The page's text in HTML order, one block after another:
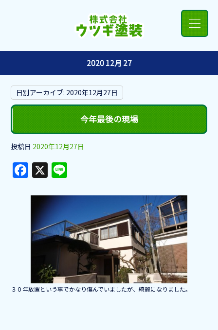
2020 12月 27
日別アーカイブ: 2020年12月27日
今年最後の現場
投稿日 2020年12月27日
F
a
c
e
b
o
k
X
e
３０年放置という事でかなり傷んでいましたが、綺麗になりました。